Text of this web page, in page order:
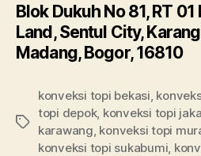
Blok Dukuh No 81, RT
Land, Sentul City,
Madang, Bogor, 16810
Tags
konveksi topi bekasi
topi depok, konveksi topi
karawang konveksi topi
konveksi topi sukabumi